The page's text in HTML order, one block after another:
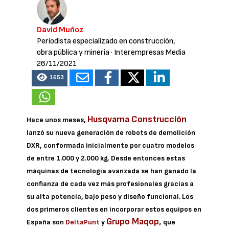
David Muñoz
Periodista especializado en construcción,
obra pública y minería· Interempresas Media
26/11/2021
1653
Hace unos meses, Husqvarna Construcción
lanzó su nueva generación de robots de demolición
DXR, conformada inicialmente por cuatro modelos
de entre 1.000 y 2.000 kg. Desde entonces estas
máquinas de tecnología avanzada se han ganado la
confianza de cada vez más profesionales gracias a
su alta potencia, bajo peso y diseño funcional. Los
dos primeros clientes en incorporar estos equipos en
España son DeltaPunt y Grupo Maqop, que